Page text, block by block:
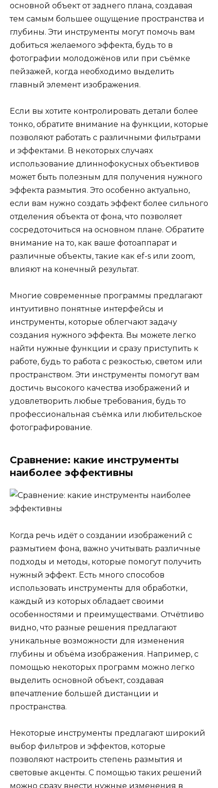
основной объект от заднего плана, создавая
тем самым большее ощущение пространства и
глубины. Эти инструменты могут помочь вам
добиться желаемого эффекта, будь то в
фотографии молодожёнов или при съёмке
пейзажей, когда необходимо выделить
главный элемент изображения.
Если вы хотите контролировать детали более
тонко, обратите внимание на функции, которые
позволяют работать с различными фильтрами
и эффектами. В некоторых случаях
использование длиннофокусных объективов
может быть полезным для получения нужного
эффекта размытия. Это особенно актуально,
если вам нужно создать эффект более сильного
отделения объекта от фона, что позволяет
сосредоточиться на основном плане. Обратите
внимание на то, как ваше фотоаппарат и
различные объекты, такие как ef-s или zoom,
влияют на конечный результат.
Многие современные программы предлагают
интуитивно понятные интерфейсы и
инструменты, которые облегчают задачу
создания нужного эффекта. Вы можете легко
найти нужные функции и сразу приступить к
работе, будь то работа с резкостью, светом или
пространством. Эти инструменты помогут вам
достичь высокого качества изображений и
удовлетворить любые требования, будь то
профессиональная съёмка или любительское
фотографирование.
Сравнение: какие инструменты
наиболее эффективны
Когда речь идёт о создании изображений с
размытием фона, важно учитывать различные
подходы и методы, которые помогут получить
нужный эффект. Есть много способов
использовать инструменты для обработки,
каждый из которых обладает своими
особенностями и преимуществами. Отчётливо
видно, что разные решения предлагают
уникальные возможности для изменения
глубины и объёма изображения. Например, с
помощью некоторых программ можно легко
выделить основной объект, создавая
впечатление большей дистанции и
пространства.
Некоторые инструменты предлагают широкий
выбор фильтров и эффектов, которые
позволяют настроить степень размытия и
световые акценты. С помощью таких решений
можно сразу внести нужные изменения в